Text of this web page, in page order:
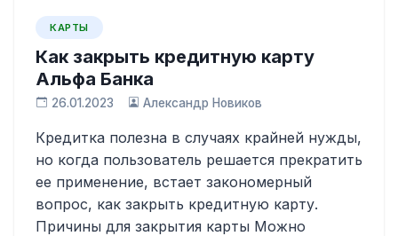
КАРТЫ
Как закрыть кредитную карту
Альфа Банка
26.01.2023 Александр Новиков
Кредитка полезна в случаях крайней нужды,
но когда пользователь решается прекратить
ее применение, встает закономерный
вопрос, как закрыть кредитную карту.
Причины для закрытия карты Можно